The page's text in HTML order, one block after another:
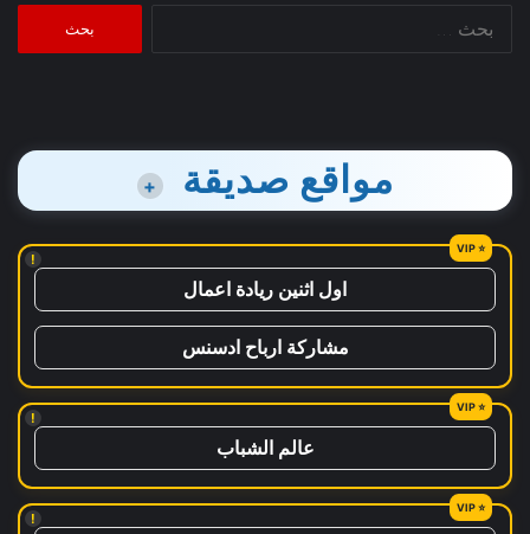
البحث
مواقع صديقة +
!
اول اثنين ريادة اعمال
مشاركة ارباح ادسنس
!
عالم الشباب
!